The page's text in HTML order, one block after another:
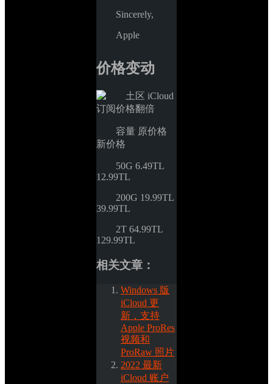
Sincerely,
Apple
价格变动
容量 原价格
新价格
50G 6.49TL
12.99TL
200G 19.99TL
39.99TL
2T 64.99TL
129.99TL
相关文章：
Windows 版
iCloud 更
新，支持
Apple ProRes
视频和
ProRaw 照片
2022 最新
iCloud 账户